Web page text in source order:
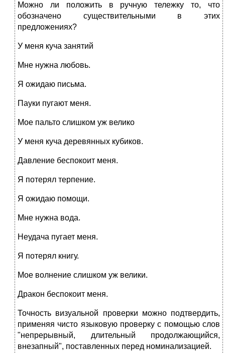
Можно ли положить в ручную тележку то, что
обозначено существительными в этих
предложениях?
У меня куча занятий
Мне нужна любовь.
Я ожидаю письма.
Пауки пугают меня.
Мое пальто слишком уж велико
У меня куча деревянных кубиков.
Давление беспокоит меня.
Я потерял терпение.
Я ожидаю помощи.
Мне нужна вода.
Неудача пугает меня.
Я потерял книгу.
Мое волнение слишком уж велики.
Дракон беспокоит меня.
Точность визуальной проверки можно подтвердить,
применяя чисто языковую проверку с помощью слов
"непрерывный, длительный продолжающийся,
внезапный", поставленных перед номинализацией.